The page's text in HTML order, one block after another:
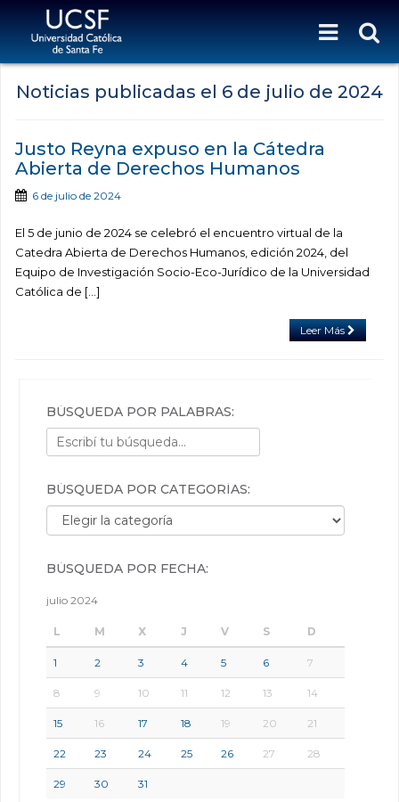
Noticias publicadas el 6 de julio de 2024
Justo Reyna expuso en la Cátedra
Abierta de Derechos Humanos
6 de julio de 2024
El 5 de junio de 2024 se celebró el encuentro virtual de la
Catedra Abierta de Derechos Humanos, edición 2024, del
Equipo de Investigación Socio-Eco-Jurídico de la Universidad
Católica de […]
Leer Más
BÚSQUEDA POR PALABRAS:
BÚSQUEDA POR CATEGORÍAS:
Búsqueda por categorías:
BÚSQUEDA POR FECHA:
julio 2024
L M X J V S D
1 2 3 4 5 6 7
8 9 10 11 12 13 14
15 16 17 18 19 20 21
22 23 24 25 26 27 28
29 30 31